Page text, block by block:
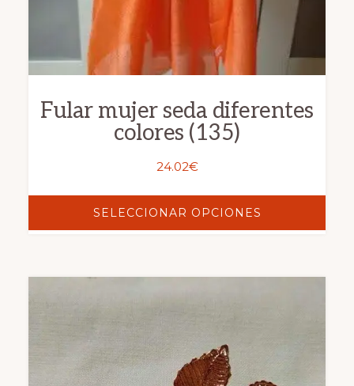
Fular mujer seda diferentes
colores (135)
24.02€
SELECCIONAR OPCIONES